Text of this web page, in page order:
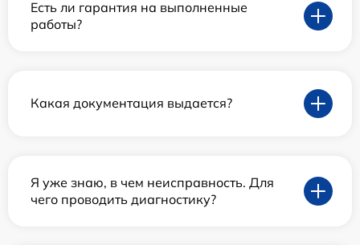
Есть ли гарантия на выполненные
работы?
Какая документация выдается?
Я уже знаю, в чем неисправность. Для
чего проводить диагностику?